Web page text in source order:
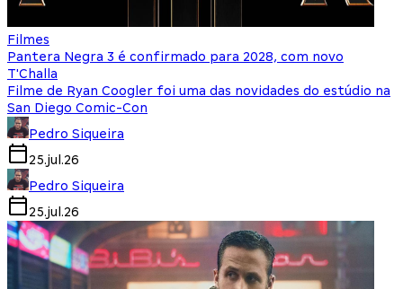
Filmes
Pantera Negra 3 é confirmado para 2028, com novo
T'Challa
Filme de Ryan Coogler foi uma das novidades do estúdio na
San Diego Comic-Con
Pedro Siqueira
25.jul.26
Pedro Siqueira
25.jul.26